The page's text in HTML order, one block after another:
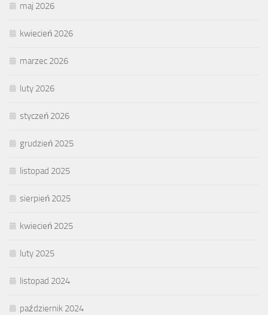
maj 2026
kwiecień 2026
marzec 2026
luty 2026
styczeń 2026
grudzień 2025
listopad 2025
sierpień 2025
kwiecień 2025
luty 2025
listopad 2024
październik 2024